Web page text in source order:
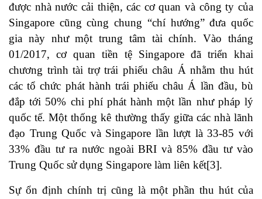
được nhà nước cải thiện, các cơ quan và công ty của
Singapore cũng cùng chung “chí hướng” đưa quốc
gia này như một trung tâm tài chính. Vào tháng
01/2017, cơ quan tiền tệ Singapore đã triển khai
chương trình tài trợ trái phiếu châu Á nhằm thu hút
các tổ chức phát hành trái phiếu châu Á lần đầu, bù
đắp tới 50% chi phí phát hành một lần như pháp lý
quốc tế. Một thống kê thường thấy giữa các nhà lãnh
đạo Trung Quốc và Singapore lần lượt là 33-85 với
33% đầu tư ra nước ngoài BRI và 85% đầu tư vào
Trung Quốc sử dụng Singapore làm liên kết[3].
Sự ổn định chính trị cũng là một phần thu hút của